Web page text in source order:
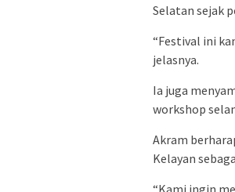
Selatan sejak
“Festival ini
jelasnya.
Ia juga
workshop
Akram
Kelayan
“Kami ingin